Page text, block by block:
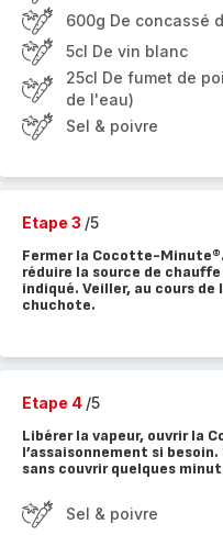
600g De concassé
5cl De vin blanc
25cl De fumet de
de l'eau)
Sel & poivre
Etape 3 /5
Fermer la Cocotte-Minute®.
réduire la source de
indiqué. Veiller, au cours de
chuchote.
Etape 4 /5
Libérer la vapeur, ouvrir la
l’assaisonnement si
sans couvrir quelques
Sel & poivre